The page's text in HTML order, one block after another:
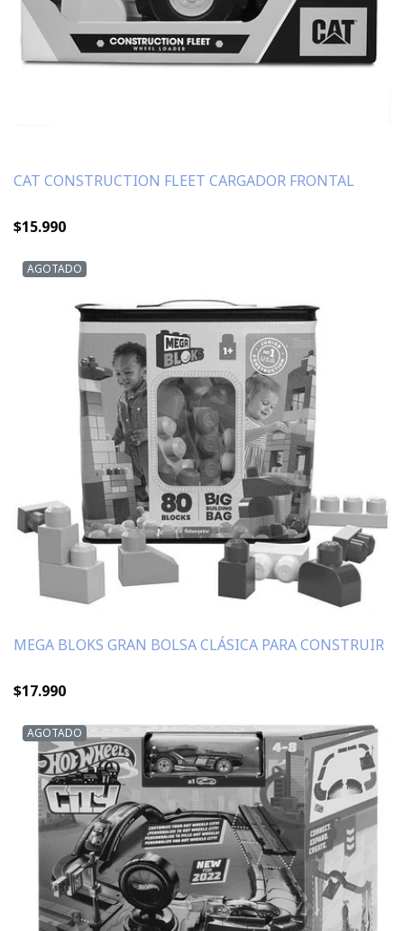
CAT CONSTRUCTION FLEET CARGADOR FRONTAL
$15.990
AGOTADO
MEGA BLOKS GRAN BOLSA CLÁSICA PARA CONSTRUIR
$17.990
AGOTADO